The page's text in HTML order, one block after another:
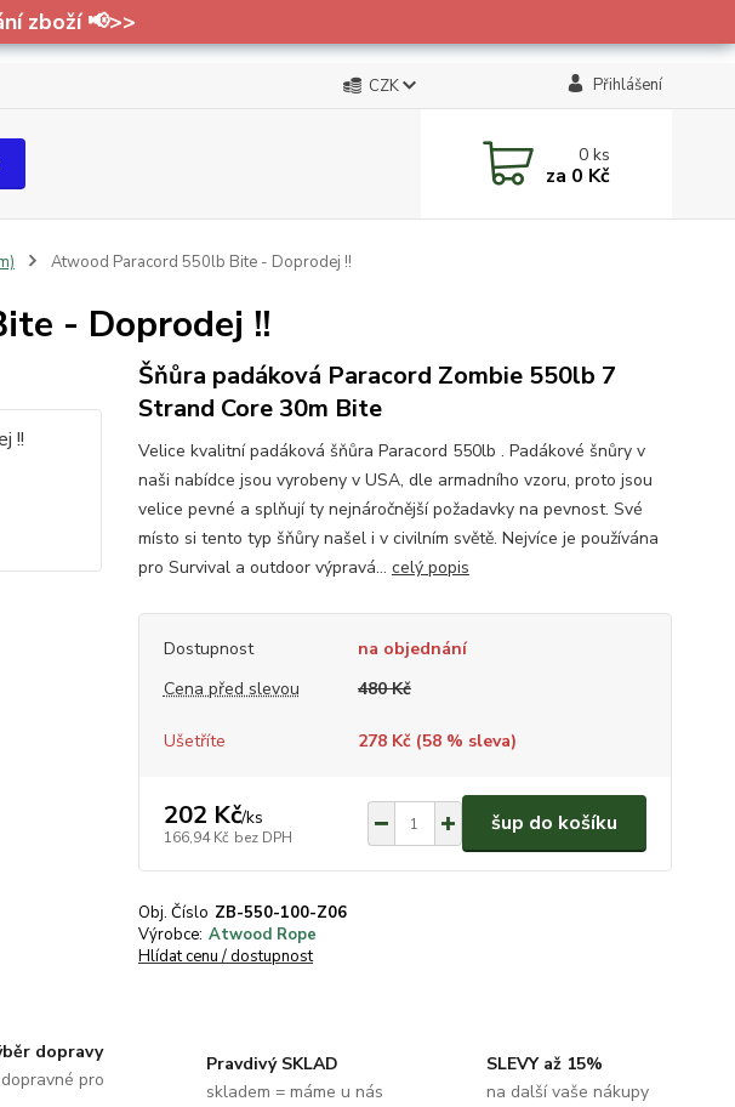
zboží 📢>>
CZK Přihlášení
0ks
za 0 Kč
Atwood Paracord 550lb Bite - Doprodej !!
- Doprodej !!
Šňůra padáková Paracord Zombie 550lb 7
Strand Core 30m Bite
Velice kvalitní padáková šňůra Paracord 550lb . Padákové šnůry v
naši nabídce jsou vyrobeny v USA, dle armadního vzoru, proto jsou
velice pevné a splňují ty nejnáročnější požadavky na pevnost. Své
místo si tento typ šňůry našel i v civilním světě. Nejvíce je používána
pro Survival a outdoor výpravá... celý popis
Dostupnost
na objednání
Cena před slevou
480 Kč
Ušetříte 278 Kč (58% sleva)
202 Kč/ks
166,94 Kč bez DPH
šup do košíku
Obj. Číslo ZB-550-100-Z06
Výrobce: Atwood Rope
Hlídat cenu / dostupnost
dopravy
pro
Pravdivý SKLAD
skladem = máme u nás
SLEVY až 15%
na další vaše nákupy